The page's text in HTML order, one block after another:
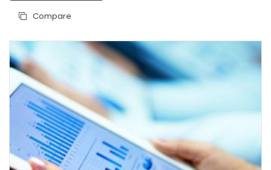
Compare